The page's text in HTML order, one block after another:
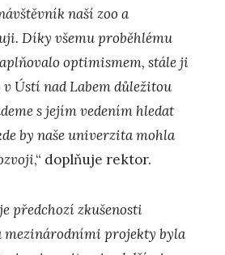
naší zoo a
Díky všemu proběhlému
optimismem, stále ji
Ústí nad Labem důležitou
s jejím vedením hledat
by naše univerzita mohla
,“ doplňuje rektor.
předchozí zkušenosti
mezinárodními projekty byla